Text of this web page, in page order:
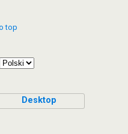
top
Desktop